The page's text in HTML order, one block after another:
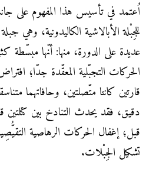
اُعتمد في تأسيس هذا المفهوم على
للجِبْلة الأبالاشية الكاليدونية، وهي
عديدة على الدورة، منها: أنّها
الحركات التجبّلية المعقّدة جدّا؛
قارتين كانتا متّصلتين، وحافاتهما
دقيق، فقد يحدث التنادخ بين كتلتين
قبل؛ إغفال الحركات الرهاصية
تشكيل الجِبْلات.